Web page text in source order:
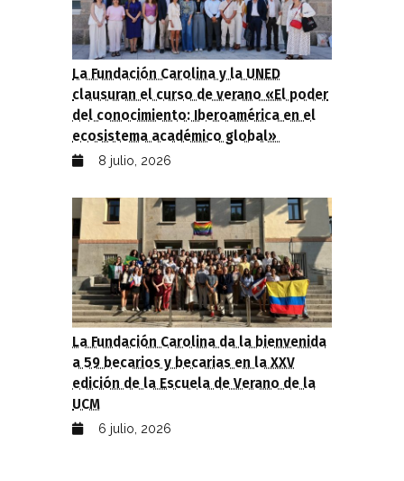
La Fundación Carolina y la UNED
clausuran el curso de verano «El poder
del conocimiento: Iberoamérica en el
ecosistema académico global»
8 julio, 2026
La Fundación Carolina da la bienvenida
a 59 becarios y becarias en la XXV
edición de la Escuela de Verano de la
UCM
6 julio, 2026